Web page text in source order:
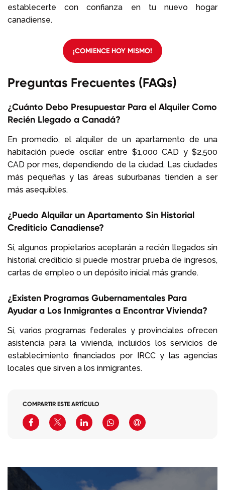
establecerte con confianza en tu nuevo hogar
canadiense.
¡COMIENCE HOY MISMO!
Preguntas Frecuentes (FAQs)
¿Cuánto Debo Presupuestar Para el Alquiler Como
Recién Llegado a Canadá?
En promedio, el alquiler de un apartamento de una
habitación puede oscilar entre $1,000 CAD y $2,500
CAD por mes, dependiendo de la ciudad. Las ciudades
más pequeñas y las áreas suburbanas tienden a ser
más asequibles.
¿Puedo Alquilar un Apartamento Sin Historial
Crediticio Canadiense?
Sí, algunos propietarios aceptarán a recién llegados sin
historial crediticio si puede mostrar prueba de ingresos,
cartas de empleo o un depósito inicial más grande.
¿Existen Programas Gubernamentales Para
Ayudar a Los Inmigrantes a Encontrar Vivienda?
Sí, varios programas federales y provinciales ofrecen
asistencia para la vivienda, incluidos los servicios de
establecimiento financiados por IRCC y las agencias
locales que sirven a los inmigrantes.
COMPARTIR ESTE ARTÍCULO